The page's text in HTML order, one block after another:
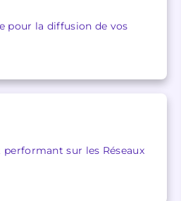
pour la diffusion de vos
sur les Réseaux